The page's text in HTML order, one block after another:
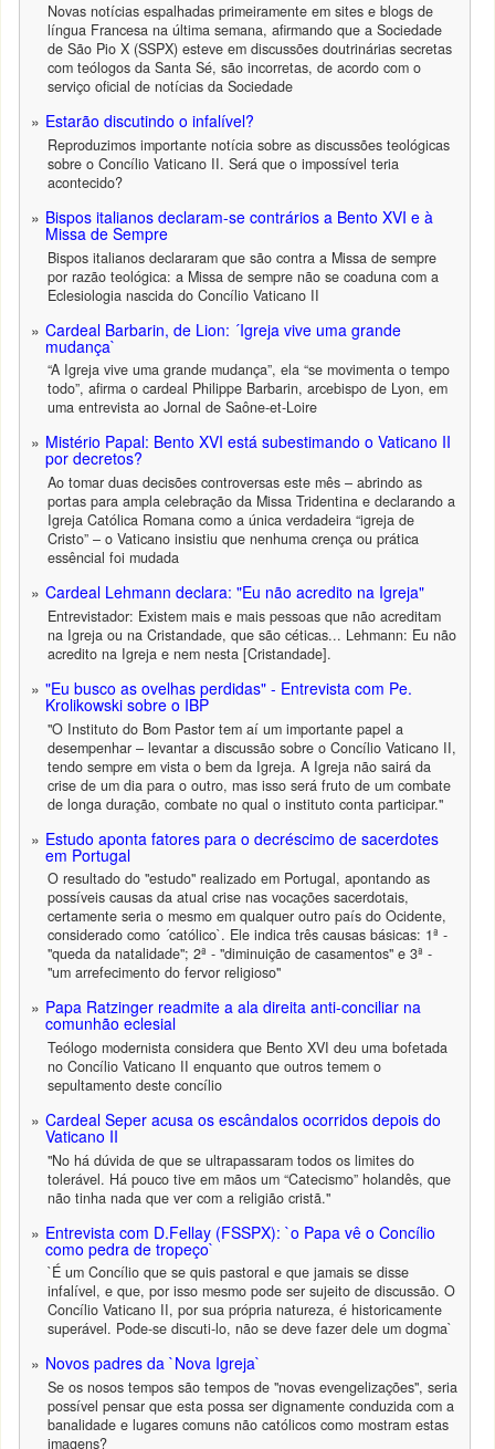
Novas notícias espalhadas primeiramente em sites e blogs de
língua Francesa na última semana, afirmando que a Sociedade
de São Pio X (SSPX) esteve em discussões doutrinárias secretas
com teólogos da Santa Sé, são incorretas, de acordo com o
serviço oficial de notícias da Sociedade
Estarão discutindo o infalível?
Reproduzimos importante notícia sobre as discussões teológicas
sobre o Concílio Vaticano II. Será que o impossível teria
acontecido?
Bispos italianos declaram-se contrários a Bento XVI e à
Missa de Sempre
Bispos italianos declararam que são contra a Missa de sempre
por razão teológica: a Missa de sempre não se coaduna com a
Eclesiologia nascida do Concílio Vaticano II
Cardeal Barbarin, de Lion: ´Igreja vive uma grande
mudança`
“A Igreja vive uma grande mudança”, ela “se movimenta o tempo
todo”, afirma o cardeal Philippe Barbarin, arcebispo de Lyon, em
uma entrevista ao Jornal de Saône-et-Loire
Mistério Papal: Bento XVI está subestimando o Vaticano II
por decretos?
Ao tomar duas decisões controversas este mês – abrindo as
portas para ampla celebração da Missa Tridentina e declarando a
Igreja Católica Romana como a única verdadeira “igreja de
Cristo” – o Vaticano insistiu que nenhuma crença ou prática
essêncial foi mudada
Cardeal Lehmann declara: "Eu não acredito na Igreja"
Entrevistador: Existem mais e mais pessoas que não acreditam
na Igreja ou na Cristandade, que são céticas... Lehmann: Eu não
acredito na Igreja e nem nesta [Cristandade].
"Eu busco as ovelhas perdidas" - Entrevista com Pe.
Krolikowski sobre o IBP
"O Instituto do Bom Pastor tem aí um importante papel a
desempenhar – levantar a discussão sobre o Concílio Vaticano II,
tendo sempre em vista o bem da Igreja. A Igreja não sairá da
crise de um dia para o outro, mas isso será fruto de um combate
de longa duração, combate no qual o instituto conta participar."
Estudo aponta fatores para o decréscimo de sacerdotes
em Portugal
O resultado do "estudo" realizado em Portugal, apontando as
possíveis causas da atual crise nas vocações sacerdotais,
certamente seria o mesmo em qualquer outro país do Ocidente,
considerado como ´católico`. Ele indica três causas básicas: 1ª -
"queda da natalidade"; 2ª - "diminuição de casamentos" e 3ª -
"um arrefecimento do fervor religioso"
Papa Ratzinger readmite a ala direita anti-conciliar na
comunhão eclesial
Teólogo modernista considera que Bento XVI deu uma bofetada
no Concílio Vaticano II enquanto que outros temem o
sepultamento deste concílio
Cardeal Seper acusa os escândalos ocorridos depois do
Vaticano II
"No há dúvida de que se ultrapassaram todos os limites do
tolerável. Há pouco tive em mãos um “Catecismo” holandês, que
não tinha nada que ver com a religião cristã."
Entrevista com D.Fellay (FSSPX): `o Papa vê o Concílio
como pedra de tropeço`
`É um Concílio que se quis pastoral e que jamais se disse
infalível, e que, por isso mesmo pode ser sujeito de discussão. O
Concílio Vaticano II, por sua própria natureza, é historicamente
superável. Pode-se discuti-lo, não se deve fazer dele um dogma`
Novos padres da `Nova Igreja`
Se os nosos tempos são tempos de "novas evengelizações", seria
possível pensar que esta possa ser dignamente conduzida com a
banalidade e lugares comuns não católicos como mostram estas
imagens?